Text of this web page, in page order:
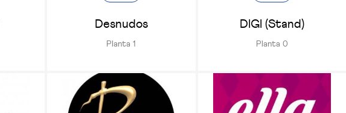
Desnudos
Planta 1
DIGI (Stand)
Planta 0